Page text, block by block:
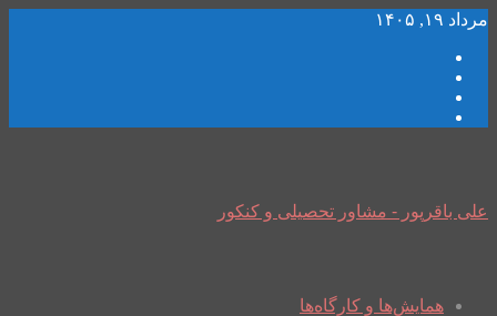
مرداد ۱۹, ۱۴۰۵
علی باقرپور - مشاور تحصیلی و کنکور
همایش‌ها و کارگاه‌ها